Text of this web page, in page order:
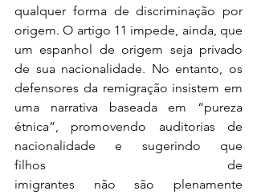
qualquer forma de discriminação por
origem. O artigo 11 impede, ainda, que
um espanhol de origem seja privado
de sua nacionalidade. No entanto, os
defensores da remigração insistem em
uma narrativa baseada em “pureza
étnica”, promovendo auditorias de
nacionalidade e sugerindo que
filhos de
imigrantes não são plenamente